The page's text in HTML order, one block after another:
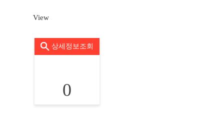
View
상세정보조회
0